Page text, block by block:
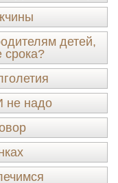
детей,
не надо